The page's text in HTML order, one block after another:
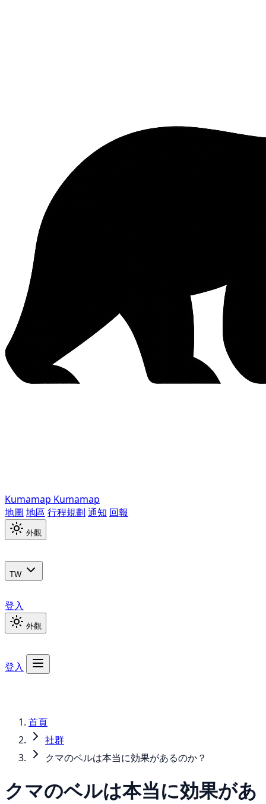
Kumamap Kumamap
地圖 地區 行程規劃 通知 回報
外觀
TW
登入
外觀
登入
首頁
社群
クマのベルは本当に効果があるのか？
クマのベルは本当に効果があ